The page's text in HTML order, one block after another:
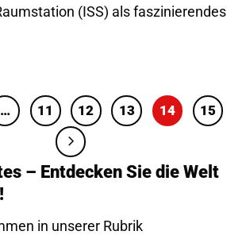
(ISS) als faszinierendes
… 11 12 13 14 15
– Entdecken Sie die Welt
in unserer Rubrik